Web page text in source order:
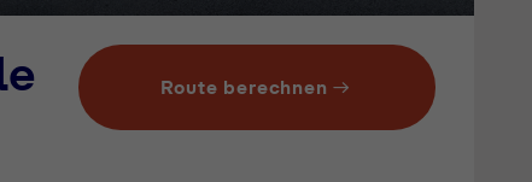
Route berechnen